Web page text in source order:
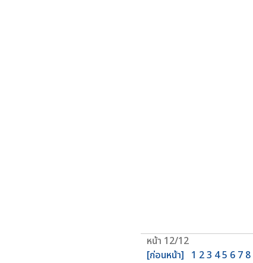
หน้า 12/12
[ก่อนหน้า] 1 23 45 6 7 8